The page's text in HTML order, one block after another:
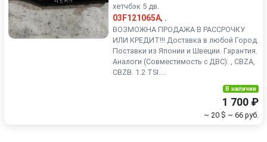
хетчбэк 5 дв.
03F121065A, .
ВОЗМОЖНА ПРОДАЖА В РАССРОЧКУ
ИЛИ КРЕДИТ!!! Доставка в любой Город.
Поставки из Японии и Швеции. Гарантия.
Аналоги (Совместимость с ДВС): , CBZA,
CBZB. 1.2 TSI....
В наличии
1 700 ₽
~ 20 $ ~ 66 руб.